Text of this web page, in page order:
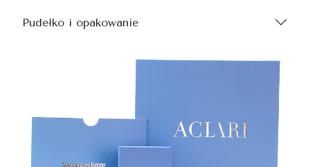
Pudełko i opakowanie